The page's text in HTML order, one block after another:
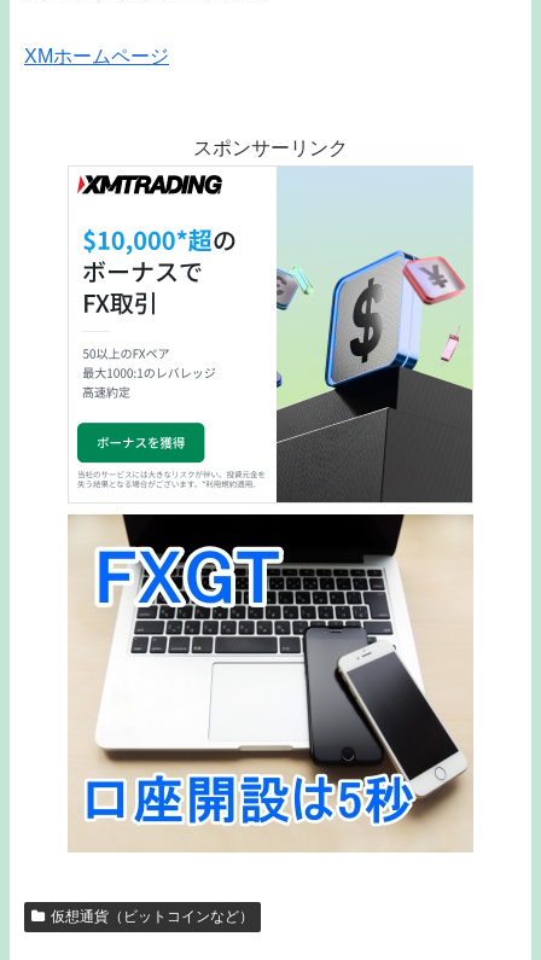
XMホームページ
スポンサーリンク
仮想通貨（ビットコインなど）